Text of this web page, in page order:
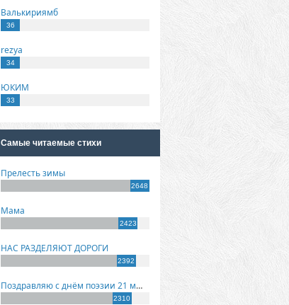
Валькириямб
36
rezya
34
ЮКИМ
33
Самые читаемые стихи
Прелесть зимы
2648
Мама
2423
НАС РАЗДЕЛЯЮТ ДОРОГИ
2392
Поздравляю с днём поэзии 21 марта!
2310